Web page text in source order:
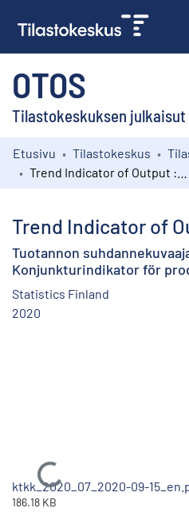
OTOS
Tilastokeskuksen julkaisut
Kokoelmat
Etusivu Tilastokeskus
Trend Indicator of
Tuotannon
Konjunkturindikator för
Statistics Finland
2020
Ladataan...
ktkk_2020_07_2020-09-
186.18 KB